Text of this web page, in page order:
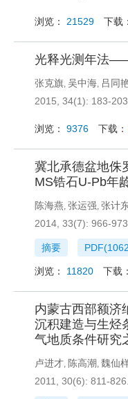
浏览： 21529 下载：
光释光测年法
张克旗, 吴中海, 吕同
2015, 34(1): 183-203.
浏览： 9376 下载：
冀北承德盆地侏
MS锆石U-Pb年
陈海燕, 张运强, 张计
2014, 33(7): 966-973.
摘要 PDF(
浏览： 11820 下载：
内蒙古西部额
沉积建造与生
气地质条件研究
卢进才, 陈高潮, 魏仙
2011, 30(6): 811-826.